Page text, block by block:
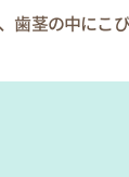
歯茎の中にこ